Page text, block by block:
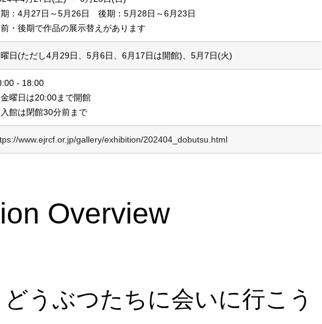
：4月27日～5月26日 後期：5月28日～6月23日
前・後期で作品の展示替えがあります
曜日(ただし4月29日、5月6日、6月17日は開館)、5月7日(火)
- 18:00
曜日は20:00まで開館
館は閉館30分前まで
www.ejrcf.or.jp/gallery/exhibition/202404_dobutsu.html
Overview
うぶつたちに会いに行こう